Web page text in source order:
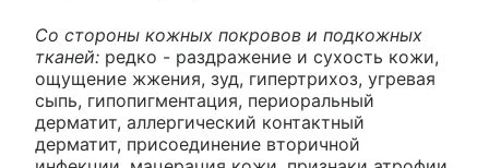
Со стороны кожных покровов и подкожных
тканей: редко - раздражение и сухость кожи,
ощущение жжения, зуд, гипертрихоз, угревая
сыпь, гипопигментация, периоральный
дерматит, аллергический контактный
дерматит, присоединение вторичной